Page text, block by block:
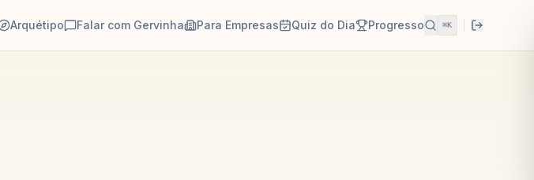
Arquétipo Falar com Gervinha Para Empresas Quiz do Dia Progresso ⌘K